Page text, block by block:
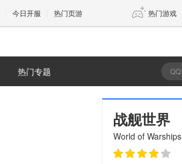
今日开服 热门页游 热门游戏
传奇4
新仙侠5
热门专题
战舰世界
World of Warships